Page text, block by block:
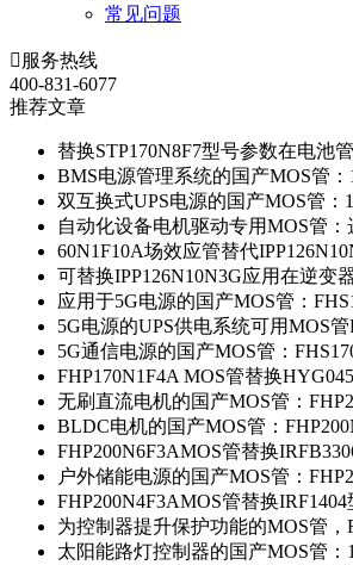
常见问题
 服务热线
400-831-6077
推荐文章
替换STP170N8F7型号参数在电池
BMS电源管理系统的国产MOS管：
双互换式UPS电源的国产MOS管：
自动化设备电机驱动专用MOS管：
60N1F10A场效应管替代
可替换IPP126N10N3G应用在逆变
应用于5G电源的国产MOS管：
5G电源的UPS供电系统可用MOS
5G通信电源的国产MOS管：
FHP170N1F4A MOS管替换
无刷直流电机的国产MOS管：
BLDC电机的国产MOS管：
FHP200N6F3AMOS管替换
户外储能电源的国产MOS管：
FHP200N4F3AMOS管替换
为控制器提升保护功能的MOS管，
太阳能路灯控制器的国产MOS管：